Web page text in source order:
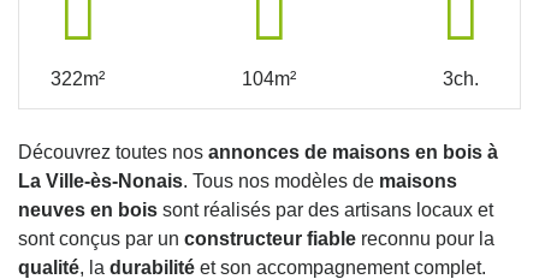
322m² 104m² 3ch.
Découvrez toutes nos annonces de maisons en bois à
La Ville-ès-Nonais. Tous nos modèles de maisons
neuves en bois sont réalisés par des artisans locaux et
sont conçus par un constructeur fiable reconnu pour la
qualité, la durabilité et son accompagnement complet.